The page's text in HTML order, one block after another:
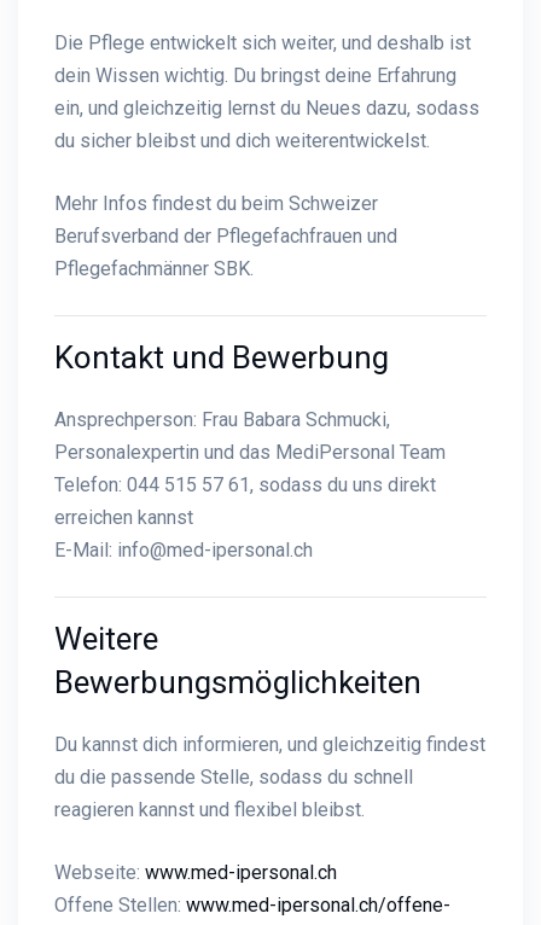
Die Pflege entwickelt sich weiter, und deshalb ist
dein Wissen wichtig. Du bringst deine Erfahrung
ein, und gleichzeitig lernst du Neues dazu, sodass
du sicher bleibst und dich weiterentwickelst.
Mehr Infos findest du beim Schweizer
Berufsverband der Pflegefachfrauen und
Pflegefachmänner SBK.
Kontakt und Bewerbung
Ansprechperson: Frau Babara Schmucki,
Personalexpertin und das MediPersonal Team
Telefon: 044 515 57 61, sodass du uns direkt
erreichen kannst
E-Mail: info@med-ipersonal.ch
Weitere
Bewerbungsmöglichkeiten
Du kannst dich informieren, und gleichzeitig findest
du die passende Stelle, sodass du schnell
reagieren kannst und flexibel bleibst.
Webseite: www.med-ipersonal.ch
Offene Stellen: www.med-ipersonal.ch/offene-